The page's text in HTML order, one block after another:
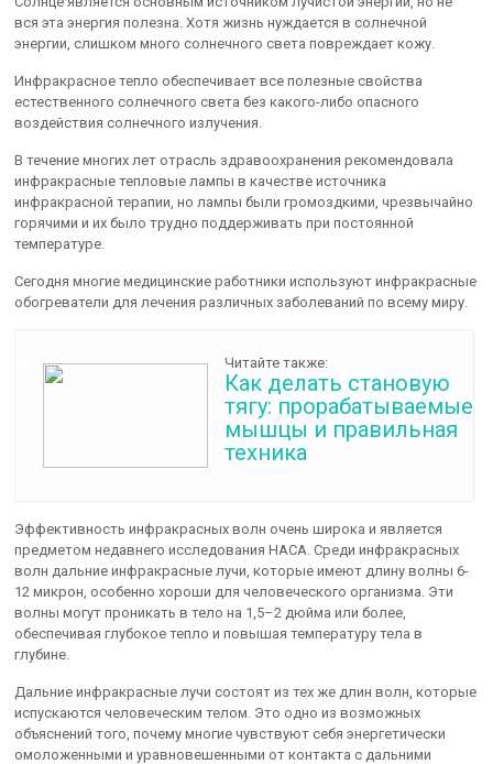
вся эта энергия полезна. Хотя жизнь нуждается в солнечной
энергии, слишком много солнечного света повреждает кожу.
Инфракрасное тепло обеспечивает все полезные свойства
естественного солнечного света без какого-либо опасного
воздействия солнечного излучения.
В течение многих лет отрасль здравоохранения рекомендовала
инфракрасные тепловые лампы в качестве источника
инфракрасной терапии, но лампы были громоздкими, чрезвычайно
горячими и их было трудно поддерживать при постоянной
температуре.
Сегодня многие медицинские работники используют инфракрасные
обогреватели для лечения различных заболеваний по всему миру.
Читайте также:
Как делать становую
тягу: прорабатываемые
мышцы и правильная
техника
Эффективность инфракрасных волн очень широка и является
предметом недавнего исследования НАСА. Среди инфракрасных
волн дальние инфракрасные лучи, которые имеют длину волны 6-
12 микрон, особенно хороши для человеческого организма. Эти
волны могут проникать в тело на 1,5–2 дюйма или более,
обеспечивая глубокое тепло и повышая температуру тела в
глубине.
Дальние инфракрасные лучи состоят из тех же длин волн, которые
испускаются человеческим телом. Это одно из возможных
объяснений того, почему многие чувствуют себя энергетически
омоложенными и уравновешенными от контакта с дальними